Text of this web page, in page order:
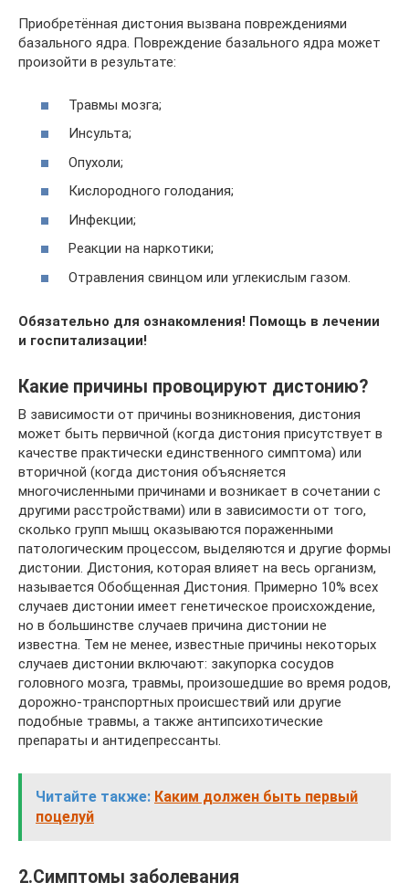
Приобретённая дистония вызвана повреждениями
базального ядра. Повреждение базального ядра может
произойти в результате:
Травмы мозга;
Инсульта;
Опухоли;
Кислородного голодания;
Инфекции;
Реакции на наркотики;
Отравления свинцом или углекислым газом.
Обязательно для ознакомления! Помощь в лечении
и госпитализации!
Какие причины провоцируют дистонию?
В зависимости от причины возникновения, дистония
может быть первичной (когда дистония присутствует в
качестве практически единственного симптома) или
вторичной (когда дистония объясняется
многочисленными причинами и возникает в сочетании с
другими расстройствами) или в зависимости от того,
сколько групп мышц оказываются пораженными
патологическим процессом, выделяются и другие формы
дистонии. Дистония, которая влияет на весь организм,
называется Обобщенная Дистония. Примерно 10% всех
случаев дистонии имеет генетическое происхождение,
но в большинстве случаев причина дистонии не
известна. Тем не менее, известные причины некоторых
случаев дистонии включают: закупорка сосудов
головного мозга, травмы, произошедшие во время родов,
дорожно-транспортных происшествий или другие
подобные травмы, а также антипсихотические
препараты и антидепрессанты.
Читайте также: Каким должен быть первый
поцелуй
2.Симптомы заболевания